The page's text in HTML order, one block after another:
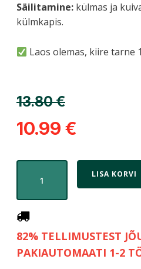
Säilitamine: külmas ja
külmkapis.
Laos olemas, kiire tarne
13.80€
10.99 €
LISA KORVI
82% TELLIMUSTEST
PAKIAUTOMAATI 1-2